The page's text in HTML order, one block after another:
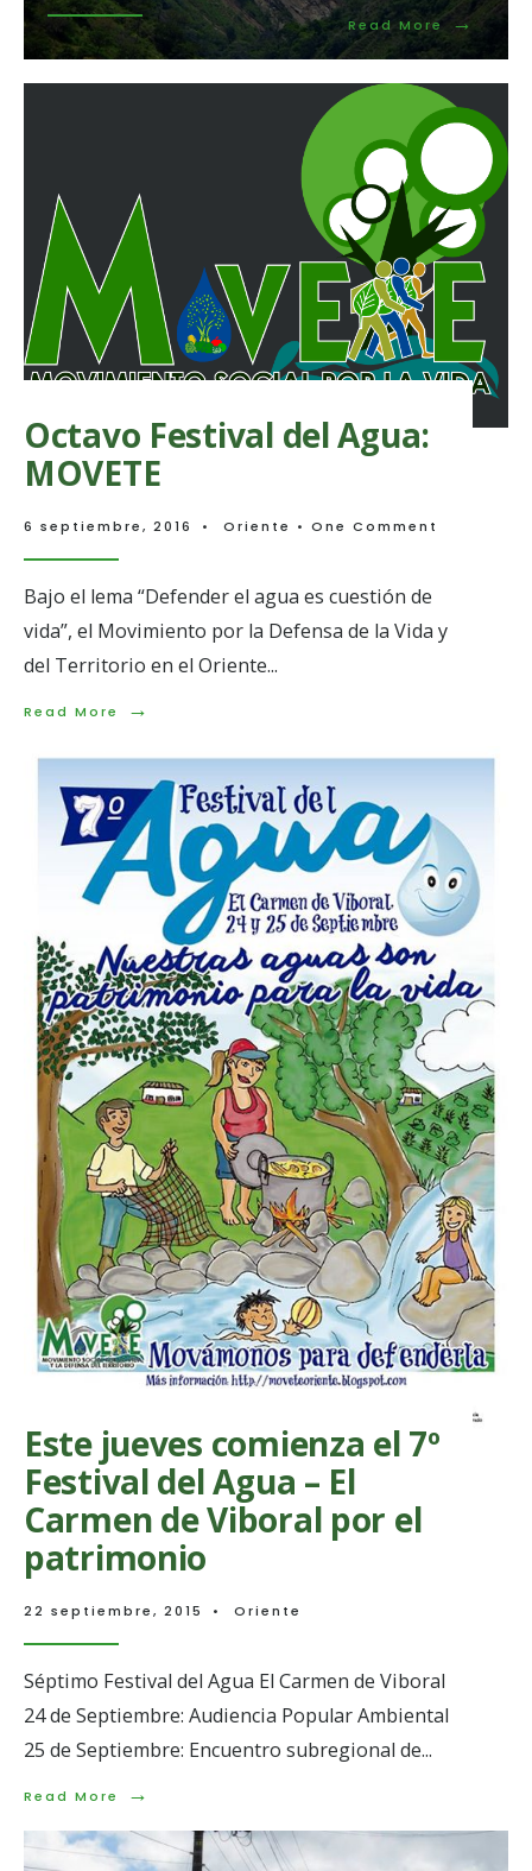
ante
judicial
Morales
Read More →
Read
More:
en
Sonsón
por
la
de
Aures
Abajo
Octavo Festival del Agua:
MOVETE
6 septiembre, 2016 • Oriente • One Comment
Bajo el lema “Defender el agua es cuestión de
vida”, el Movimiento por la Defensa de la Vida y
del Territorio en el Oriente...
Read More →
Read
del
Agua:
MOVETE
Este jueves comienza el 7º
Festival del Agua – El
Carmen de Viboral por el
patrimonio
22 septiembre, 2015 • Oriente
Séptimo Festival del Agua El Carmen de Viboral
24 de Septiembre: Audiencia Popular Ambiental
25 de Septiembre: Encuentro subregional de...
Read More →
Read
Este
jueves